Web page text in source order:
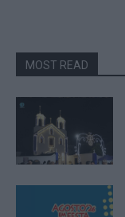
MOST READ